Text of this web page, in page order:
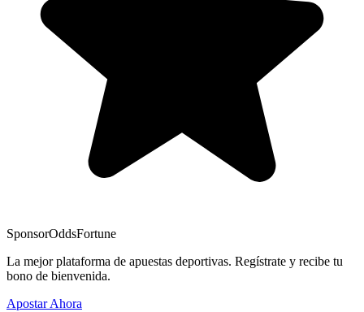
SponsorOddsFortune
La mejor plataforma de apuestas deportivas. Regístrate y recibe tu
bono de bienvenida.
Apostar Ahora